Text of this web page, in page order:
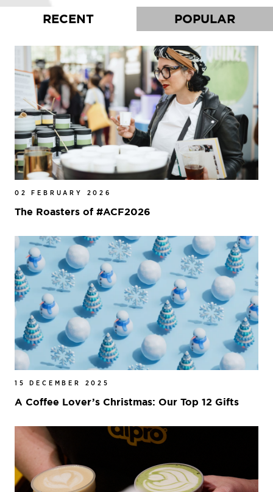
RECENT POPULAR
02 FEBRUARY 2026
The Roasters of #ACF2026
15 DECEMBER 2025
A Coffee Lover’s Christmas: Our Top 12 Gifts